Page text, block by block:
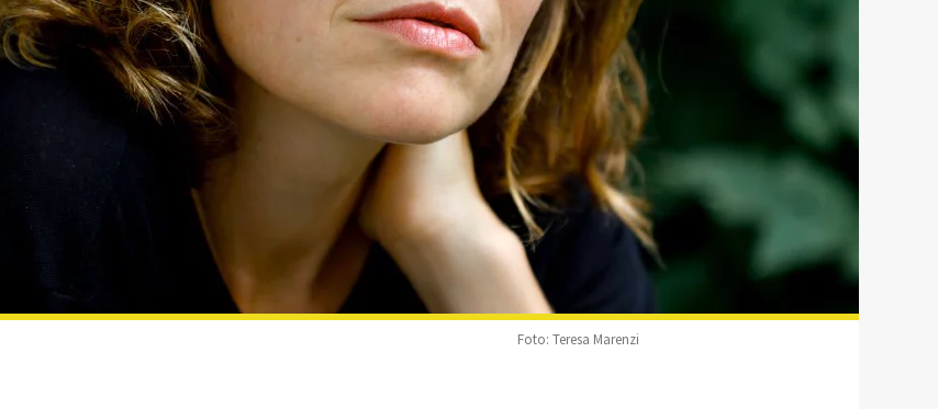
Foto: Teresa Marenzi